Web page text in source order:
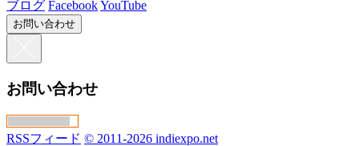
ブログ FacebookYouTube
お問い合わせ
お問い合わせ
RSSフィード © 2011-2026 indiexpo.net